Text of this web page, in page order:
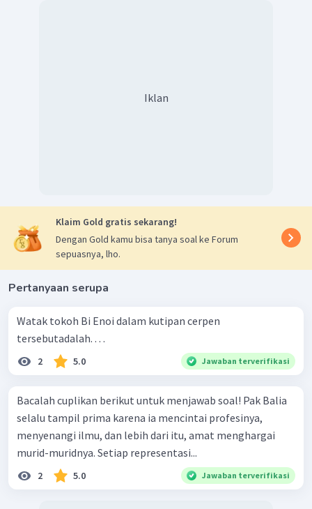
Iklan
Klaim Gold gratis sekarang!
Dengan Gold kamu bisa tanya soal ke Forum
sepuasnya, lho.
Pertanyaan serupa
Watak tokoh Bi Enoi dalam kutipan cerpen
tersebutadalah. . . .
2 5.0 Jawaban terverifikasi
Bacalah cuplikan berikut untuk menjawab soal! Pak Balia
selalu tampil prima karena ia mencintai profesinya,
menyenangi ilmu, dan lebih dari itu, amat menghargai
murid-muridnya. Setiap representasi...
2 5.0 Jawaban terverifikasi